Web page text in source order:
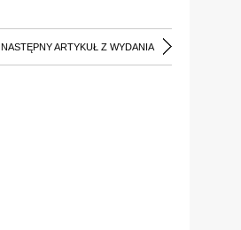
NASTĘPNY ARTYKUŁ Z WYDANIA